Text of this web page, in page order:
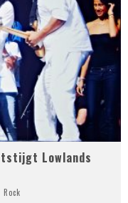
Lowlands
Rock